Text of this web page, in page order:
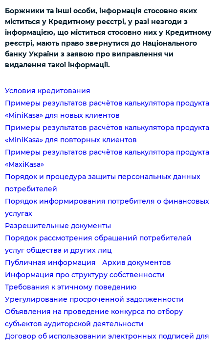
Боржники та інші особи, інформація стосовно яких
міститься у Кредитному реєстрі, у разі незгоди з
інформацією, що міститься стосовно них у Кредитному
реєстрі, мають право звернутися до Національного
банку України з заявою про виправлення чи
видалення такої інформації.
Условия кредитования
Примеры результатов расчётов калькулятора продукта
«MiniKasa» для новых клиентов
Примеры результатов расчётов калькулятора продукта
«MiniKasa» для повторных клиентов
Примеры результатов расчётов калькулятора продукта
«MaxiKasa»
Порядок и процедура защиты персональных данных
потребителей
Порядок информирования потребителя о финансовых
услугах
Разрешительные документы
Порядок рассмотрения обращений потребителей
услуг общества и других лиц
Публичная информация
Архив документов
Информация про структуру собственности
Требования к этичному поведению
Урегулирование просроченной задолженности
Объявления на проведение конкурса по отбору
субъектов аудиторской деятельности
Договор об использовании электронных подписей для